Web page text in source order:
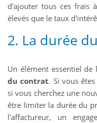
d'ajouter tous ces frais
élevés que le taux
2. La durée
Un élément essentiel de
du contrat. Si vous
si vous cherchez une
être limiter la durée du
l'affactureur, un